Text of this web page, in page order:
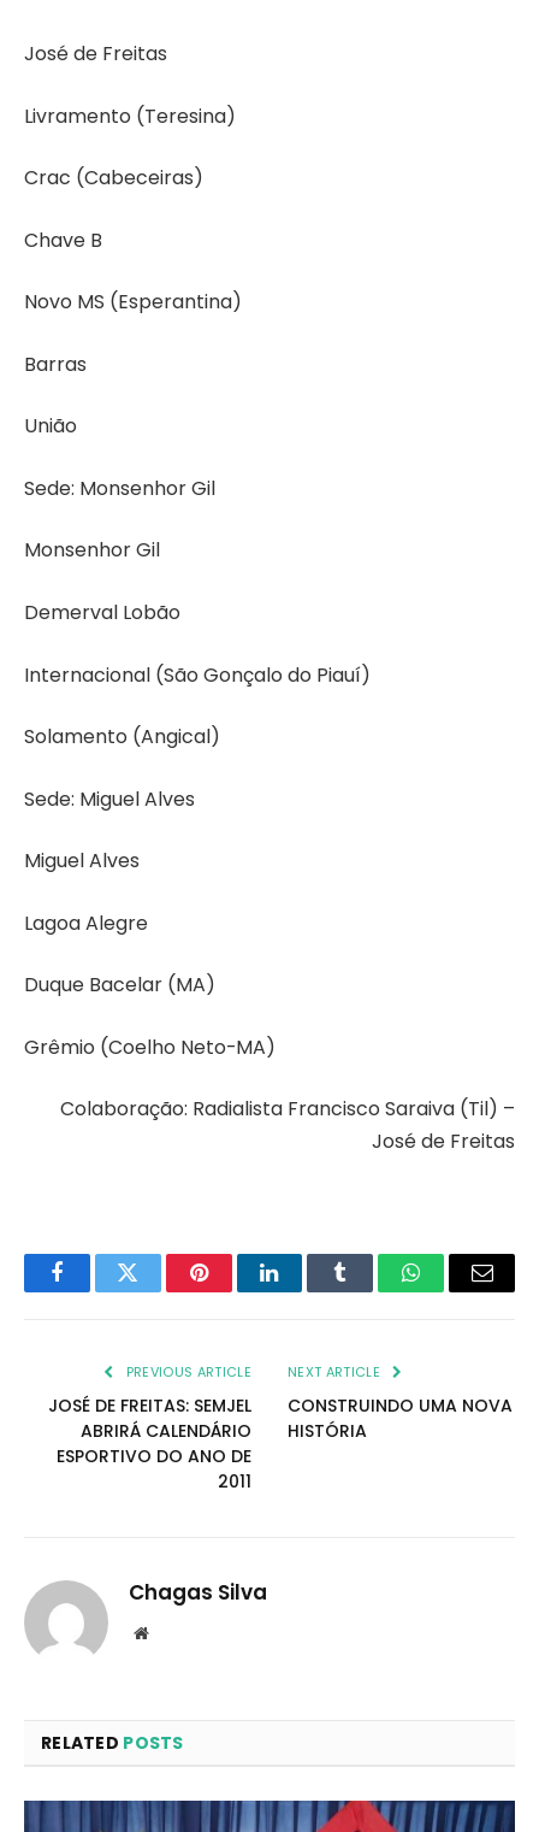
José de Freitas
Livramento (Teresina)
Crac (Cabeceiras)
Chave B
Novo MS (Esperantina)
Barras
União
Sede: Monsenhor Gil
Monsenhor Gil
Demerval Lobão
Internacional (São Gonçalo do Piauí)
Solamento (Angical)
Sede: Miguel Alves
Miguel Alves
Lagoa Alegre
Duque Bacelar (MA)
Grêmio (Coelho Neto-MA)
Colaboração: Radialista Francisco Saraiva (Til) –
José de Freitas
FacebookTwitter PinterestLinkedInTumblr WhatsAppEmail
PREVIOUS ARTICLE
JOSÉ DE FREITAS: SEMJEL
ABRIRÁ CALENDÁRIO
ESPORTIVO DO ANO DE
2011
NEXT ARTICLE
CONSTRUINDO UMA NOVA
HISTÓRIA
Chagas Silva
Website
RELATED POSTS